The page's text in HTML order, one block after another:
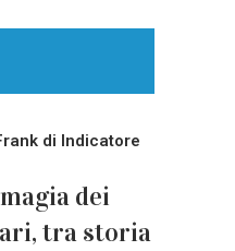
di Indicatore
dei
tra storia